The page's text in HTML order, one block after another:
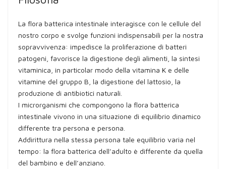
La flora batterica intestinale interagisce con le cellule del
nostro corpo e svolge funzioni indispensabili per la nostra
sopravvivenza: impedisce la proliferazione di batteri
patogeni, favorisce la digestione degli alimenti, la sintesi
vitaminica, in particolar modo della vitamina K e delle
vitamine del gruppo B, la digestione del lattosio, la
produzione di antibiotici naturali.
I microrganismi che compongono la flora batterica
intestinale vivono in una situazione di equilibrio dinamico
differente tra persona e persona.
Addirittura nella stessa persona tale equilibrio varia nel
tempo: la flora batterica dell’adulto è differente da quella
del bambino e dell’anziano.